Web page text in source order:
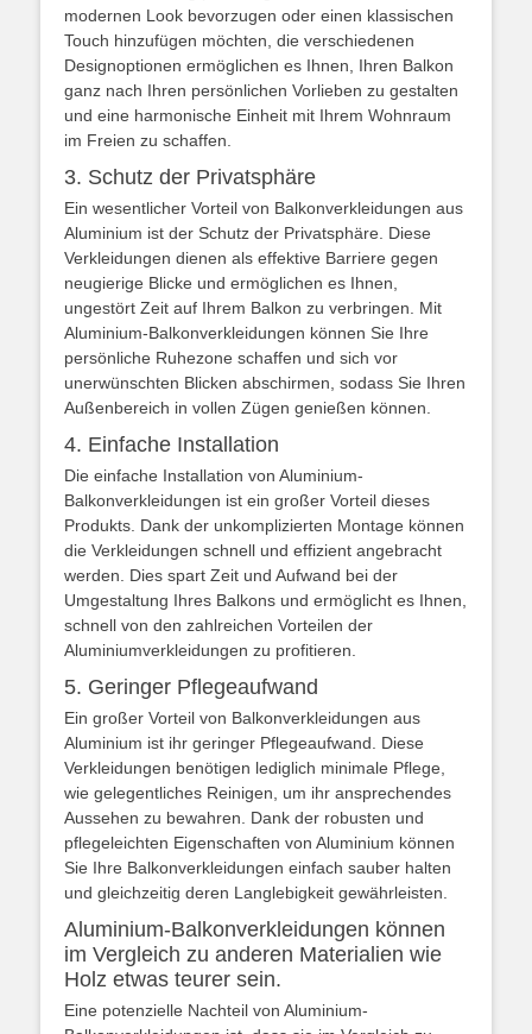
modernen Look bevorzugen oder einen klassischen
Touch hinzufügen möchten, die verschiedenen
Designoptionen ermöglichen es Ihnen, Ihren Balkon
ganz nach Ihren persönlichen Vorlieben zu gestalten
und eine harmonische Einheit mit Ihrem Wohnraum
im Freien zu schaffen.
3. Schutz der Privatsphäre
Ein wesentlicher Vorteil von Balkonverkleidungen aus
Aluminium ist der Schutz der Privatsphäre. Diese
Verkleidungen dienen als effektive Barriere gegen
neugierige Blicke und ermöglichen es Ihnen,
ungestört Zeit auf Ihrem Balkon zu verbringen. Mit
Aluminium-Balkonverkleidungen können Sie Ihre
persönliche Ruhezone schaffen und sich vor
unerwünschten Blicken abschirmen, sodass Sie Ihren
Außenbereich in vollen Zügen genießen können.
4. Einfache Installation
Die einfache Installation von Aluminium-
Balkonverkleidungen ist ein großer Vorteil dieses
Produkts. Dank der unkomplizierten Montage können
die Verkleidungen schnell und effizient angebracht
werden. Dies spart Zeit und Aufwand bei der
Umgestaltung Ihres Balkons und ermöglicht es Ihnen,
schnell von den zahlreichen Vorteilen der
Aluminiumverkleidungen zu profitieren.
5. Geringer Pflegeaufwand
Ein großer Vorteil von Balkonverkleidungen aus
Aluminium ist ihr geringer Pflegeaufwand. Diese
Verkleidungen benötigen lediglich minimale Pflege,
wie gelegentliches Reinigen, um ihr ansprechendes
Aussehen zu bewahren. Dank der robusten und
pflegeleichten Eigenschaften von Aluminium können
Sie Ihre Balkonverkleidungen einfach sauber halten
und gleichzeitig deren Langlebigkeit gewährleisten.
Aluminium-Balkonverkleidungen können
im Vergleich zu anderen Materialien wie
Holz etwas teurer sein.
Eine potenzielle Nachteil von Aluminium-